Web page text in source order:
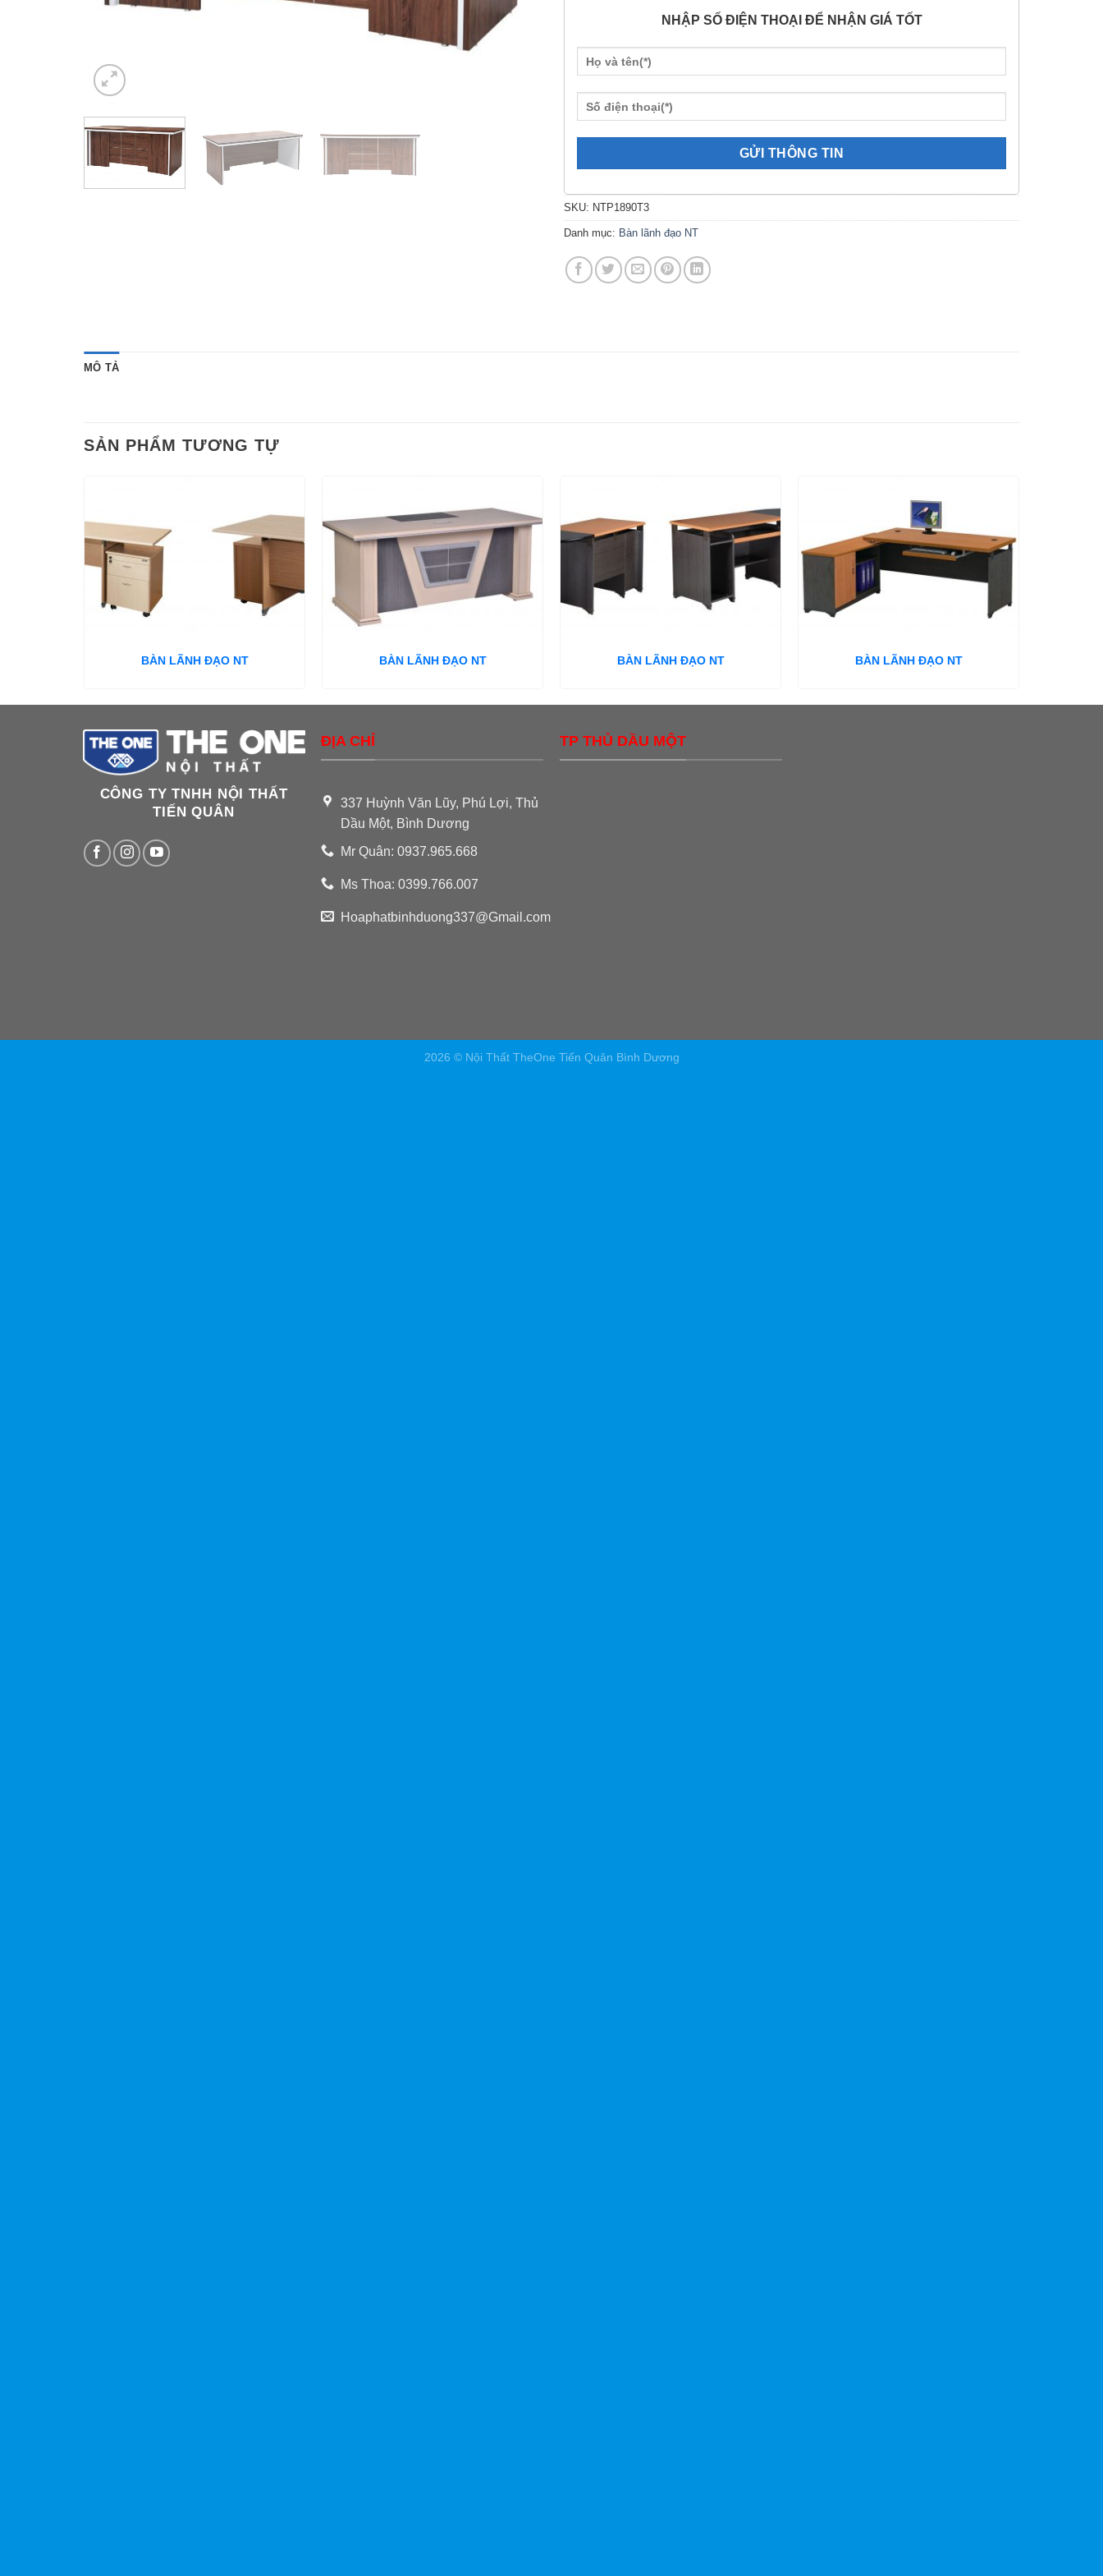
NHẬP SỐ ĐIỆN THOẠI ĐỂ NHẬN GIÁ TỐT
SKU: NTP1890T3
Danh mục: Bàn lãnh đạo NT
MÔ TẢ
SẢN PHẨM TƯƠNG TỰ
BÀN LÃNH ĐẠO NT BÀN LÃNH ĐẠO NT BÀN LÃNH ĐẠO NT BÀN LÃNH ĐẠO NT
CÔNG TY TNHH NỘI THẤT
TIẾN QUÂN
ĐỊA CHỈ
337 Huỳnh Văn Lũy, Phú Lợi, Thủ
Dầu Một, Bình Dương
Mr Quân: 0937.965.668
Ms Thoa: 0399.766.007
Hoaphatbinhduong337@Gmail.com
TP THỦ DẦU MỘT
2026 © Nội Thất TheOne Tiến Quân Bình Dương